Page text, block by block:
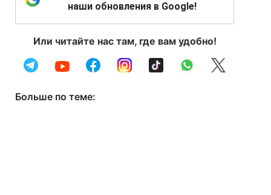
наши обновления в Google!
Или читайте нас там, где вам удобно!
Больше по теме: